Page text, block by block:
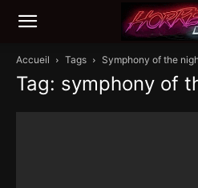
Accueil Tags Symphony of the
Tag: symphony of